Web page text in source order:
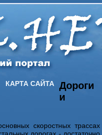
КАРТА САЙТА
Дороги
и
скоростных трассах
дорогах - достаточно